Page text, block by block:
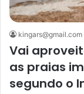
kingars@gmail.com
Vai
as praias
segundo o